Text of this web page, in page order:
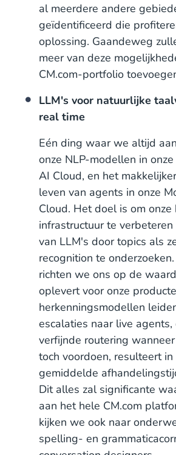
al meerdere andere
geïdentificeerd die
oplossing. Gaandeweg
meer van deze
CM.com-portfolio
LLM's voor natuurlijke
real time
Eén ding waar we altijd
onze NLP-modellen in
AI Cloud, en het
leven van agents in onze
Cloud. Het doel is om
infrastructuur te
van LLM's door topics als
recognition te
richten we ons op de
oplevert voor onze
herkenningsmodellen
escalaties naar live agents,
verfijnde routering
toch voordoen, resulteert
gemiddelde
Dit alles zal significante
aan het hele CM.com
kijken we ook naar
spelling- en